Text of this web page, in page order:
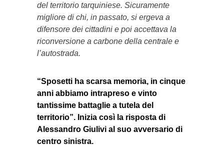
del territorio tarquiniese. Sicuramente
migliore di chi, in passato, si ergeva a
difensore dei cittadini e poi accettava la
riconversione a carbone della centrale e
l’autostrada.
“Sposetti ha scarsa memoria, in cinque
anni abbiamo intrapreso e vinto
tantissime battaglie a tutela del
territorio”. Inizia così la risposta di
Alessandro Giulivi al suo avversario di
centro sinistra.